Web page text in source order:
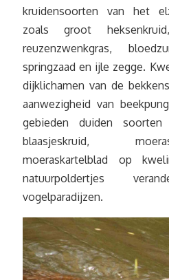
kruidensoorten van het
zoals groot
reuzenzwenkgras,
springzaad en ijle zegge.
dijklichamen van de
aanwezigheid van
gebieden duiden
blaasjeskruid,
moeraskartelblad op
natuurpoldertjes
vogelparadijzen.